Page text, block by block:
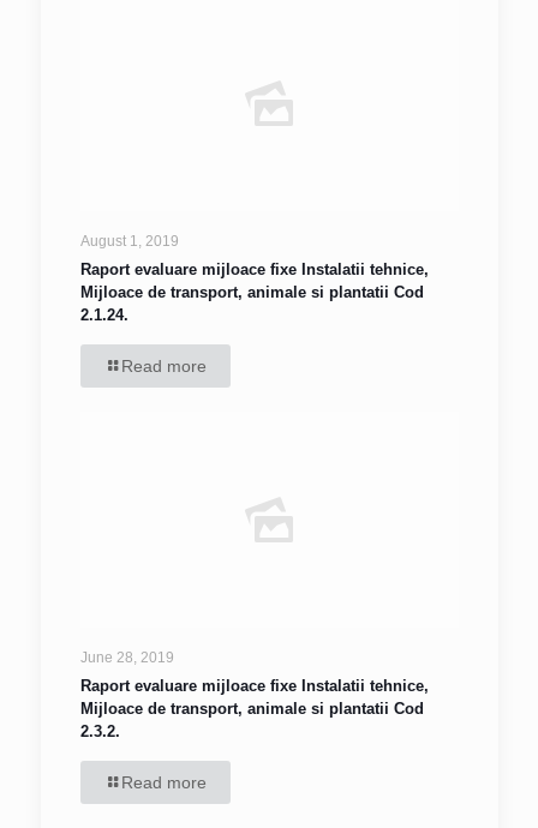
August 1, 2019
Raport evaluare mijloace fixe Instalatii tehnice,
Mijloace de transport, animale si plantatii Cod
2.1.24.
Read more
June 28, 2019
Raport evaluare mijloace fixe Instalatii tehnice,
Mijloace de transport, animale si plantatii Cod
2.3.2.
Read more